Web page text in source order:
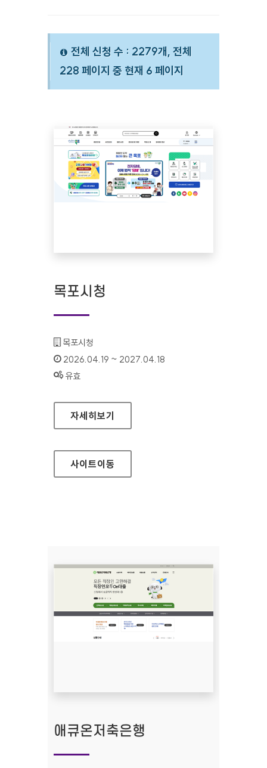
전체 신청 수 : 2279개, 전체
228 페이지 중 현재 6 페이지
목포시청
기관명 :
목포시청
인증기간 :
2026.04.19 ~ 2027.04.18
상태 :
유효
목포시청
자세히보기
사이트이동
애큐온저축은행